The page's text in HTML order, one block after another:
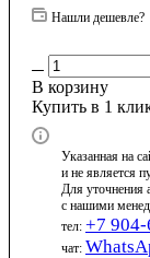
Нашли дешевле?
В корзину
Купить в 1
Указанная на
и не является
Для уточнения
с нашими
тел: +7
чат: